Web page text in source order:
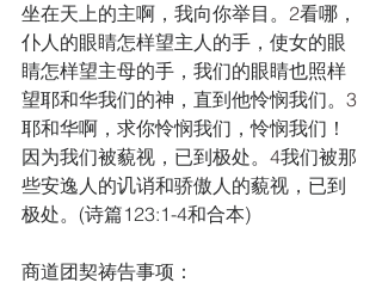
坐在天上的主啊，我向你举目。 2看哪，
仆人的眼睛怎样望主人的手，使女的眼
睛怎样望主母的手，我们的眼睛也照样
望耶和华我们的神，直到他怜悯我们。 3
耶和华啊，求你怜悯我们，怜悯我们！
因为我们被藐视，已到极处。 4我们被那
些安逸人的讥诮和骄傲人的藐视，已到
极处。(诗篇123:1-4和合本)
商道团契祷告事项：